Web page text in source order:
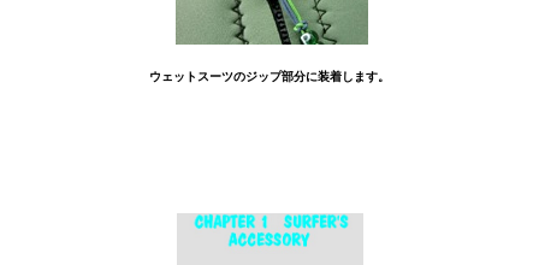
ウェットスーツのジップ部分に装着します。